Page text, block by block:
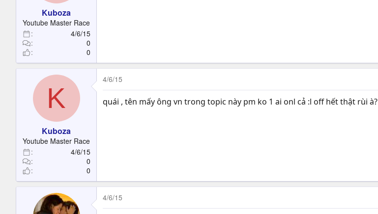
Kuboza
Youtube Master Race
4/6/15
0
0
K
Kuboza
Youtube Master Race
4/6/15
0
0
4/6/15
quái , tên mấy ông vn trong topic này pm ko 1 ai onl cả :l off hết thật rùi à?
4/6/15